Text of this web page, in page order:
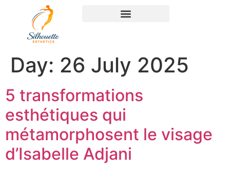
Day: 26 July 2025
5 transformations
esthétiques qui
métamorphosent le visage
d’Isabelle Adjani